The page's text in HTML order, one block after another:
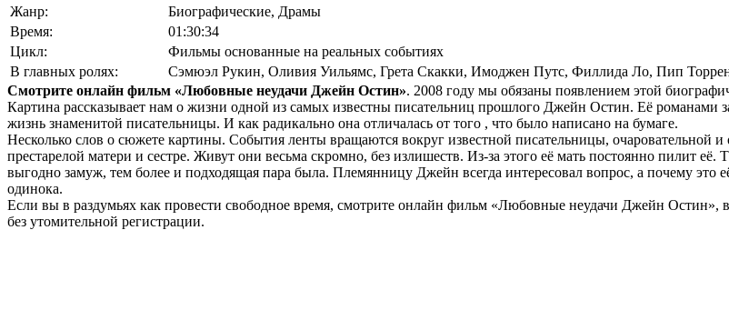
Жанр:
Биографические, Драмы
Время:
01:30:34
Цикл:
Фильмы основанные на реальных событиях
В главных ролях:
Сэмюэл Рукин, Оливия Уильямс, Грета Скакки, Имоджен Путс, Филлида Ло, Пип
Смотрите онлайн фильм «Любовные неудачи Джейн Остин». 2008 году мы обязаны появлением этой
Картина рассказывает нам о жизни одной из самых известны писательниц прошлого Джейн Остин. Её романами
жизнь знаменитой писательницы. И как радикально она отличалась от того , что было написано на бумаге.
Несколько слов о сюжете картины. События ленты вращаются вокруг известной писательницы, очаровательной
престарелой матери и сестре. Живут они весьма скромно, без излишеств. Из-за этого её мать постоянно пилит
выгодно замуж, тем более и подходящая пара была. Племянницу Джейн всегда интересовал вопрос, а почему
одинока.
Если вы в раздумьях как провести свободное время, смотрите онлайн фильм «Любовные неудачи Джейн
без утомительной регистрации.